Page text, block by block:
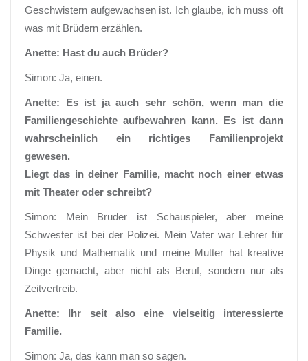
Geschwistern aufgewachsen ist. Ich glaube, ich muss oft
was mit Brüdern erzählen.
Anette: Hast du auch Brüder?
Simon: Ja, einen.
Anette: Es ist ja auch sehr schön, wenn man die
Familiengeschichte aufbewahren kann. Es ist dann
wahrscheinlich ein richtiges Familienprojekt
gewesen.
Liegt das in deiner Familie, macht noch einer etwas
mit Theater oder schreibt?
Simon: Mein Bruder ist Schauspieler, aber meine
Schwester ist bei der Polizei. Mein Vater war Lehrer für
Physik und Mathematik und meine Mutter hat kreative
Dinge gemacht, aber nicht als Beruf, sondern nur als
Zeitvertreib.
Anette: Ihr seit also eine vielseitig interessierte
Familie.
Simon: Ja, das kann man so sagen.